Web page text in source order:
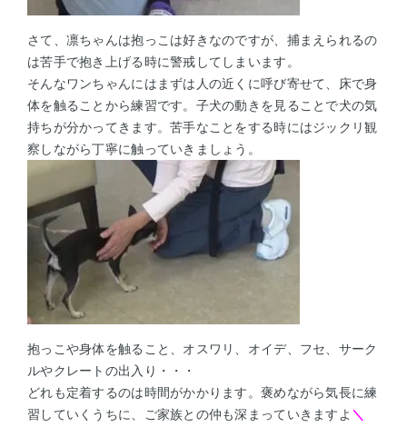
さて、凛ちゃんは抱っこは好きなのですが、捕まえられるの
は苦手で抱き上げる時に警戒してしまいます。
そんなワンちゃんにはまずは人の近くに呼び寄せて、床で身
体を触ることから練習です。子犬の動きを見ることで犬の気
持ちが分かってきます。苦手なことをする時にはジックリ観
察しながら丁寧に触っていきましょう。
抱っこや身体を触ること、オスワリ、オイデ、フセ、サーク
ルやクレートの出入り・・・
どれも定着するのは時間がかかります。褒めながら気長に練
習していくうちに、ご家族との仲も深まっていきますよ ＼